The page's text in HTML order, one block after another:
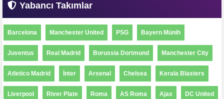
Yabancı Takımlar
Barcelona Manchester United PSG Bayern Münih
Juventus Real Madrid Borussia Dortmund Manchester City
Atletico Madrid İnter Arsenal Chelsea Kerala Blasters
Liverpool River Plate Roma AS Roma Ajax DC United